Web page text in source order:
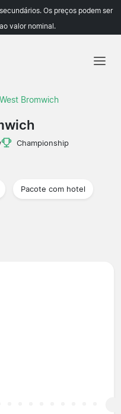
Os preços podem ser
valor nominal.
Bromwich
Championship
Pacote com hotel